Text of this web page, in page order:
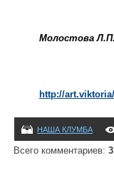
Молостова
http://
НАША КЛУМБА
Всего комментариев: 3